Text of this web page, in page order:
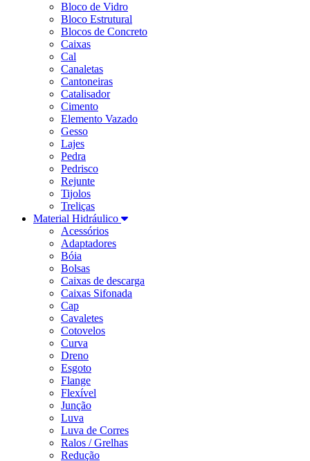
Bloco de Vidro
Bloco Estrutural
Blocos de Concreto
Caixas
Cal
Canaletas
Cantoneiras
Catalisador
Cimento
Elemento Vazado
Gesso
Lajes
Pedra
Pedrisco
Rejunte
Tijolos
Treliças
Material Hidráulico
Acessórios
Adaptadores
Bóia
Bolsas
Caixas de descarga
Caixas Sifonada
Cap
Cavaletes
Cotovelos
Curva
Dreno
Esgoto
Flange
Flexível
Junção
Luva
Luva de Corres
Ralos / Grelhas
Redução